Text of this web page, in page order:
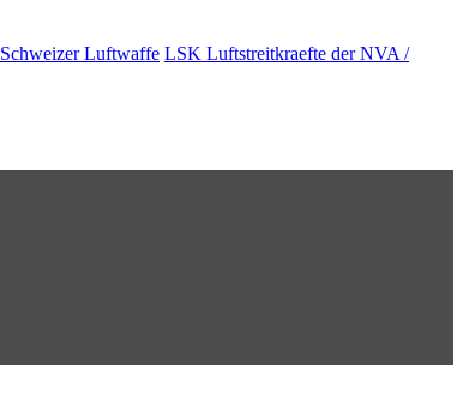
Schweizer Luftwaffe LSK Luftstreitkraefte der NVA /